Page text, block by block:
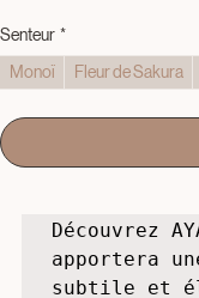
Bougie AYA
24,90 €Prix
Senteur *